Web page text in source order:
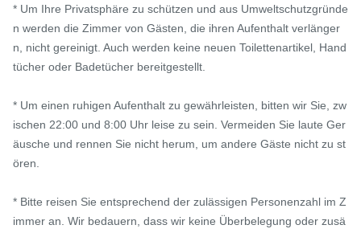
* Um Ihre Privatsphäre zu schützen und aus Umweltschutzgründe
n werden die Zimmer von Gästen, die ihren Aufenthalt verlänger
n, nicht gereinigt. Auch werden keine neuen Toilettenartikel, Hand
tücher oder Badetücher bereitgestellt.
* Um einen ruhigen Aufenthalt zu gewährleisten, bitten wir Sie, zw
ischen 22:00 und 8:00 Uhr leise zu sein. Vermeiden Sie laute Ger
äusche und rennen Sie nicht herum, um andere Gäste nicht zu st
ören.
* Bitte reisen Sie entsprechend der zulässigen Personenzahl im Z
immer an. Wir bedauern, dass wir keine Überbelegung oder zusä